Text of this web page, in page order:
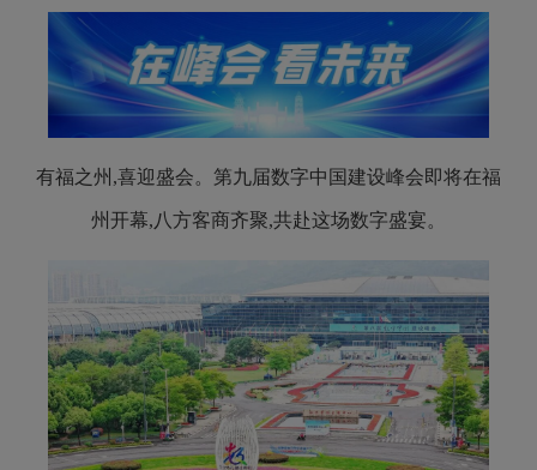
有福之州,喜迎盛会。 第九届数字中国建设峰会即将在福
州开幕, 八方客商齐聚,共赴这场数字盛宴。